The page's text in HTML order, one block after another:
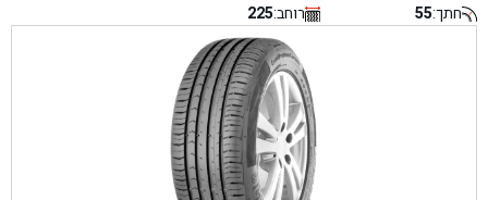
חתך:55 רוחב:225